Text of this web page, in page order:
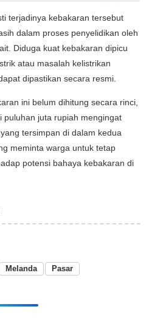
terjadinya kebakaran tersebut
dalam proses penyelidikan oleh
Diduga kuat kebakaran dipicu
atau masalah kelistrikan
dipastikan secara resmi.
ini belum dihitung secara rinci,
puluhan juta rupiah mengingat
tersimpan di dalam kedua
meminta warga untuk tetap
potensi bahaya kebakaran di
Melanda Pasar